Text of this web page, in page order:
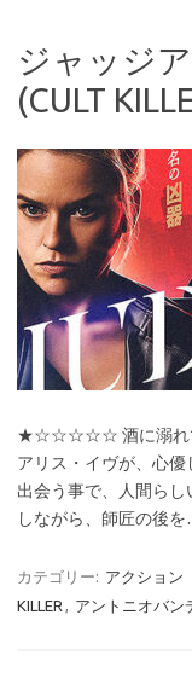
ジャッジ
(CULT
★☆☆☆☆☆ 酒に溺れて
アリス・イヴが、心
出会う事で、人間ら
しながら、師匠の後
カテゴリー: アクション
KILLER , アントニオバン